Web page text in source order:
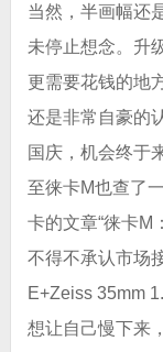
当然，半画幅还
未停止想念。升
更需要花钱的地
还是非常自豪的
国庆，机会终于
至徕卡M也查了
卡的文章“徕卡M
不得不承认市场
E+Zeiss 35mm
想让自己慢下来